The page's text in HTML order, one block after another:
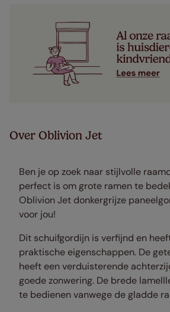
Over Oblivion Jet
Ben je op zoek naar stijlvolle
perfect is om grote ramen te
OblivionJet donkergrijze
voor jou!
Dit schuifgordijn is verfijnd en
praktische eigenschappen. De
heeft een verduisterende
goede zonwering. De brede
te bedienen vanwege de gladde